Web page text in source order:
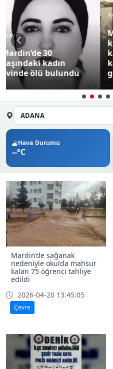
Asayiş
Mazıdağı’nda bir
kişinin hayatını
kaybettiği silahlı
kavgada ağabey
gözaltına alındı
Hava Durumu
--°C
Mardin’de sağanak
nedeniyle okulda mahsur
kalan 75 öğrenci tahliye
edildi
2026-04-20 13:45:05
Çevre